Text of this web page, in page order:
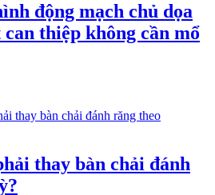
động mạch chủ dọa
thiệp không cần mổ
thay bàn chải đánh